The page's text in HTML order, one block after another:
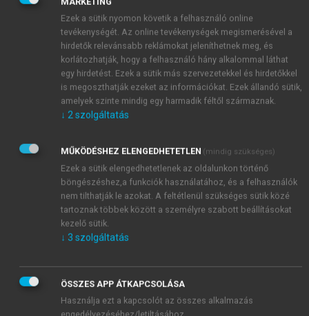
vérző erek aláöltését szolgálja. Ha a sérülés magasra
terjed, és nem tudjuk a seb vége fölé helyezni az első
öltést, akkor az elérhető legmagasabb helyre tegyünk
fel egy öltést, a fonalat ne vágjuk le, hanem azt
megragadva óvatosan húzzuk lefelé a sebszéleket.
Előfordulhat, hogy újabb öltést vagy öltéseket kell
behelyezni, és hasonlóan kell eljárnunk mindaddig,
amíg látótérbe nem kerül a seb vége, amikor
megnyugtatóan felhelyezhető a saroköltés.
Ezek a sütik nyomon követik a felhasználó online
tevékenységét. Az online tevékenységek megismerésével a
hirdetők relevánsabb reklámokat jeleníthetnek meg, és
korlátozhatják, hogy a felhasználó hány alkalommal láthat
egy hirdetést. Ezek a sütik más szervezetekkel és hirdetőkkel
is megoszthatják ezeket az információkat. Ezek állandó sütik,
amelyek szinte mindig egy harmadik féltől származnak.
↓ 2szolgáltatás
MŰKÖDÉSHEZ ELENGEDHETETLEN (mindig szükséges)
Ezek a sütik elengedhetetlenek az oldalunkon történő
böngészéshez,a funkciók használatához, és a felhasználók
nem tilthatják le azokat. A feltétlenül szükséges sütik közé
tartoznak többek között a személyre szabott beállításokat
kezelő sütik.
↓ 3 szolgáltatás
ÖSSZES APP ÁTKAPCSOLÁSA
Használja ezt a kapcsolót az összes alkalmazás